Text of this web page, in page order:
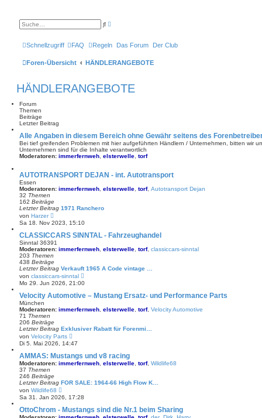
S
h
e i
e
S
u
Schnellzugriff FAQ Regeln Das Forum Der Club
Foren-Übersicht HÄNDLERANGEBOTE
HÄNDLERANGEBOTE
Forum
Themen
Beiträge
Letzter Beitrag
Alle Angaben in diesem Bereich ohne Gewähr seitens des
Bei tief greifenden Problemen mit hier aufgeführten Händlern / Unternehmen, bitten wir
Unternehmen sind für die Inhalte verantwortlich
Moderatoren: immerfernweh elsterwelle torf
AUTOTRANSPORT DEJAN - int. Autotransport
Essen
Moderatoren: immerfernweh elsterwelle torf, Autotransport Dejan
32 Themen
162 Beiträge
Letzter Beitrag 1971 Ranchero
von Harzer
e
u
e
s
t
e
B
e
i
t
a
Sa 18. Nov 2023, 15:10
CLASSICCARS SINNTAL - Fahrzeughandel
Sinntal 36391
Moderatoren: immerfernweh elsterwelle torf, classiccars-sinntal
203 Themen
438 Beiträge
Letzter Beitrag Verkauft 1965 A Code vintage …
von classiccars-sinntal
e
u
e
s
e
e
a
g
Mo 29. Jun 2026, 21:00
Velocity Automotive – Mustang Ersatz- und Performance Parts
München
Moderatoren: immerfernweh elsterwelle torf, Velocity Automotive
71 Themen
206 Beiträge
Letzter Beitrag Exklusiver Rabatt für Forenmi…
von Velocity Parts
e
u
e
s
t
r
B
i
r
Di 5. Mai 2026, 14:47
AMMAS: Mustangs und v8 racing
Moderatoren: immerfernweh elsterwelle torf, Wildlife68
37 Themen
246 Beiträge
Letzter Beitrag FOR SALE: 1964-66 High Flow K…
von Wildlife68
e
u
e
s
Sa 31. Jan 2026, 17:28
OttoChrom - Mustangs sind die Nr.1 beim Sharing